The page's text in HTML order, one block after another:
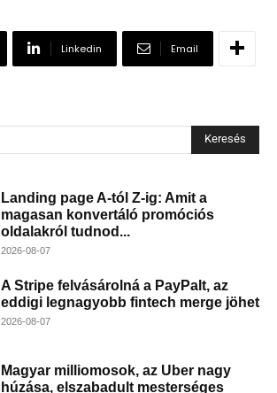
Linkedin Email
Keresés
Landing page A-tól Z-ig: Amit a
magasan konvertáló promóciós
oldalakról tudnod...
2026-08-07
A Stripe felvásárolná a PayPalt, az
eddigi legnagyobb fintech merge jöhet
2026-08-07
Magyar milliomosok, az Uber nagy
húzása, elszabadult mesterséges